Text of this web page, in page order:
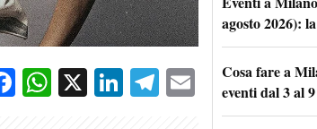
Facebook
WhatsApp
X LinkedIn
Telegram
Email
agosto 2026):
Cosa fare a
eventi dal 3 al